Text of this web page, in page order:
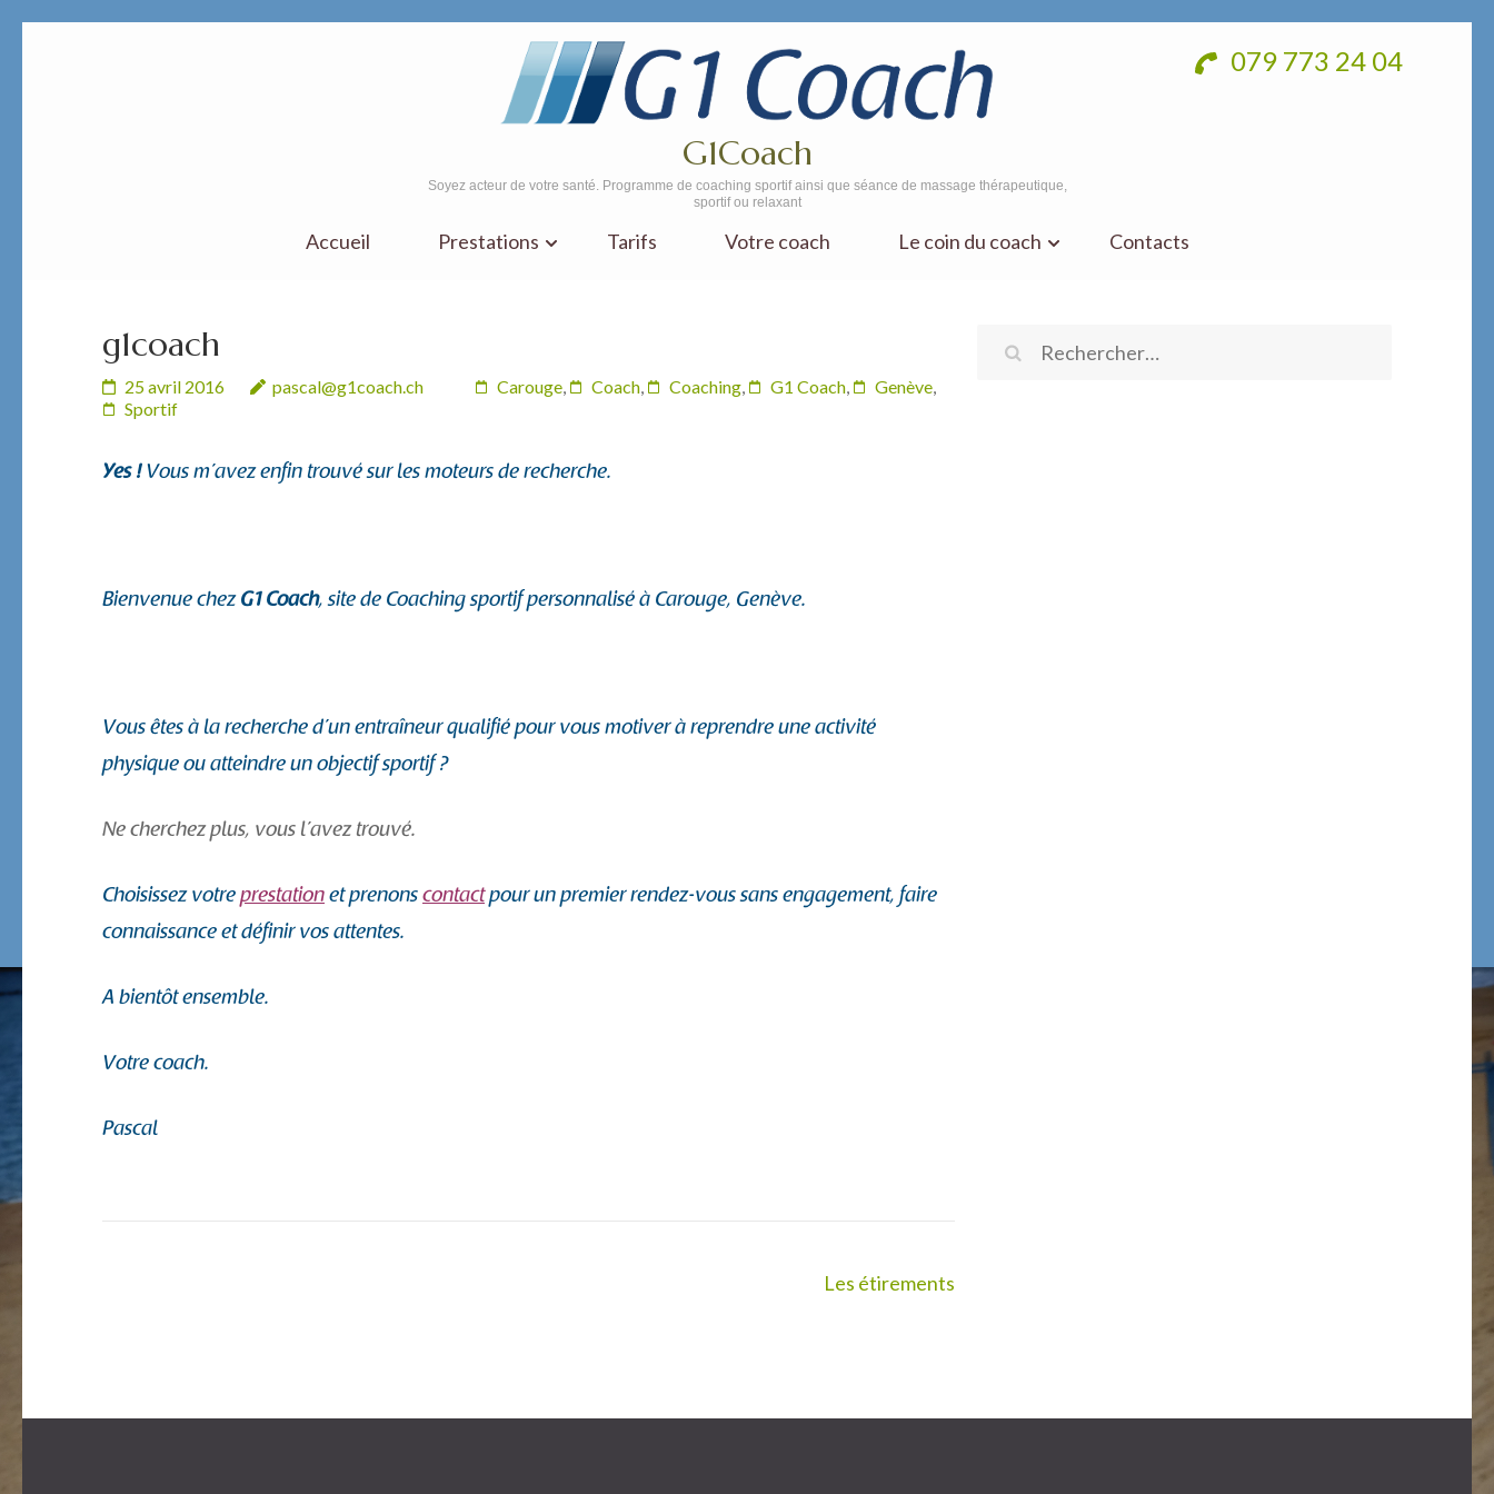
079 773 24 04
G1Coach
Soyez acteur de votre santé. Programme de coaching sportif ainsi que séance de massage thérapeutique,
sportif ou relaxant
Accueil Prestations Tarifs Votre coach Le coin du coach Contacts
g1coach
25 avril 2016 pascal@g1coach.ch Carouge, Coach, Coaching, G1 Coach, Genève,
Sportif
Yes !Vous m’avez enfin trouvé sur les moteurs de recherche.
Bienvenue chez G1 Coach, site de Coaching sportif personnalisé à Carouge, Genève.
Vous êtes à la recherche d’un entraîneur qualifié pour vous motiver à reprendre une activité
physique ou atteindre un objectif sportif ?
Ne cherchez plus, vous l’avez trouvé.
Choisissez votre prestation et prenons contact pour un premier rendez-vous sans engagement, faire
connaissance et définir vos attentes.
A bientôt ensemble.
Votre coach.
Pascal
Les étirements
Rechercher :